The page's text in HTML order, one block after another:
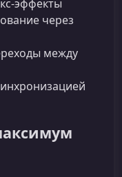
эффекты
через
между